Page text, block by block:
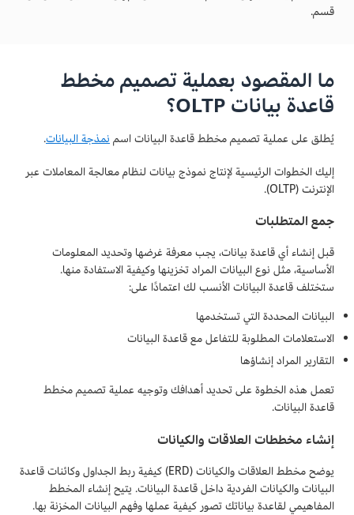
قسم.
ما المقصود بعملية تصميم مخطط
قاعدة بيانات OLTP؟
يُطلق على عملية تصميم مخطط قاعدة البيانات اسم نمذجة البيانات.
إليك الخطوات الرئيسية لإنتاج نموذج بيانات لنظام معالجة المعاملات عبر
الإنترنت (OLTP).
جمع المتطلبات
قبل إنشاء أي قاعدة بيانات، يجب معرفة غرضها وتحديد المعلومات
الأساسية، مثل نوع البيانات المراد تخزينها وكيفية الاستفادة منها.
ستختلف قاعدة البيانات الأنسب لك اعتمادًا على:
البيانات المحددة التي تستخدمها
الاستعلامات المطلوبة للتفاعل مع قاعدة البيانات
التقارير المراد إنشاؤها
تعمل هذه الخطوة على تحديد أهدافك وتوجيه عملية تصميم مخطط
قاعدة البيانات.
إنشاء مخططات العلاقات والكيانات
يوضح مخطط العلاقات والكيانات (ERD) كيفية ربط الجداول وكائنات قاعدة
البيانات والكيانات الفردية داخل قاعدة البيانات. يتيح إنشاء المخطط
المفاهيمي لقاعدة بياناتك تصور كيفية عملها وفهم البيانات المخزنة بها.